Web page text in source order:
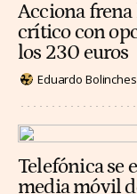
Acciona
crítico con
los 230 euros
Eduardo Bolinches
Telefónica se
media móvil